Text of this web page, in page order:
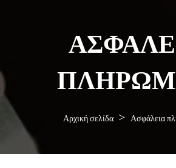
Αρχική σελίδα Ασφάλεια